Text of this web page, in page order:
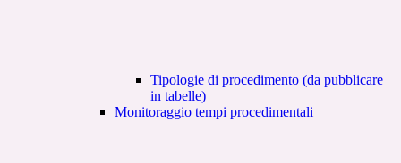
Tipologie di procedimento (da pubblicare
in tabelle)
Monitoraggio tempi procedimentali